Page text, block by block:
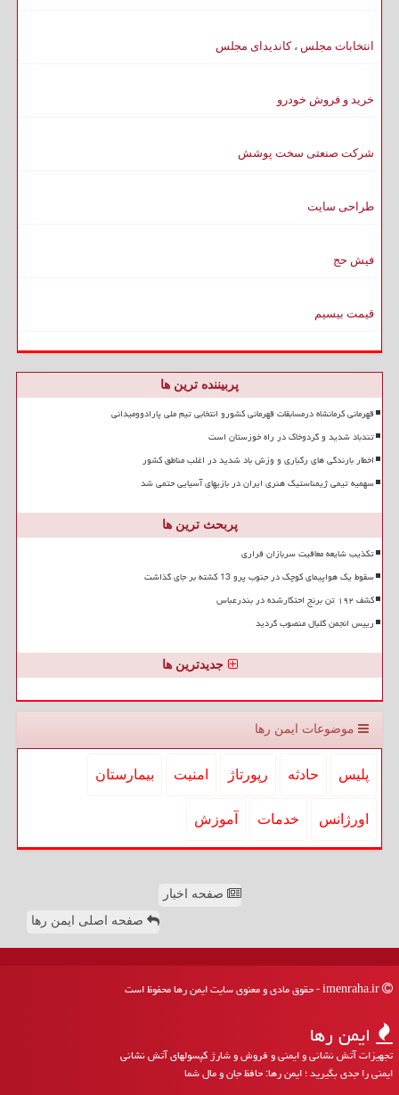
انتخابات مجلس ، کاندیدای مجلس
خرید و فروش خودرو
شرکت صنعتی سخت پوشش
طراحی سایت
فیش حج
قیمت بیسیم
پربیننده ترین ها
قهرمانی کرمانشاه درمسابقات قهرمانی کشورو انتخابی تیم ملی پارادوومیدانی
تندباد شدید و گردوخاک در راه خوزستان است
اخطار بارندگی های رگباری و وزش باد شدید در اغلب مناطق کشور
سهمیه تیمی ژیمناستیک هنری ایران در بازیهای آسیایی حتمی شد
پربحث ترین ها
تکذیب شایعه معافیت سربازان فراری
سقوط یک هواپیمای کوچک در جنوب پرو 13 کشته بر جای گذاشت
کشف ۱۹۲ تن برنج احتکارشده در بندرعباس
رییس انجمن گلبال منصوب گردید
جدیدترین ها
موضوعات ایمن رها
پلیس حادثه رپورتاژ امنیت بیمارستان
اورژانس خدمات آموزش
صفحه اخبار
صفحه اصلی ایمن رها
ایمن رها
تجهیزات آتش نشانی و ایمنی و فروش و شارژ کپسولهای آتش نشانی
ایمنی را جدی بگیرید ؛ ایمن رها: حافظ جان و مال شما